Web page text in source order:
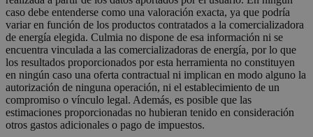
caso debe entenderse como una valoración exacta, ya que podría
variar en función de los productos contratados a la comercializadora
de energía elegida. Culmia no dispone de esa información ni se
encuentra vinculada a las comercializadoras de energía, por lo que
los resultados proporcionados por esta herramienta no constituyen
en ningún caso una oferta contractual ni implican en modo alguno la
autorización de ninguna operación, ni el establecimiento de un
compromiso o vínculo legal. Además, es posible que las
estimaciones proporcionadas no hubieran tenido en consideración
otros gastos adicionales o pago de impuestos.